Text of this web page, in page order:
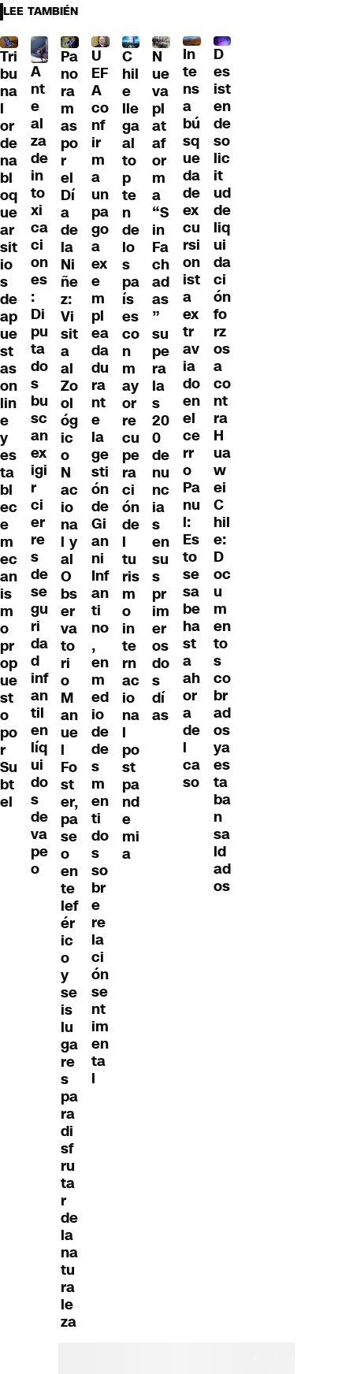
LEE TAMBIÉN
Tri
bu
na
l
or
de
na
bl
oq
ue
ar
sit
io
s
de
ap
ue
st
as
on
lin
e
y
es
ta
bl
ec
e
m
ec
an
is
m
o
pr
op
ue
st
o
po
r
Su
bt
el
A
nt
e
al
za
de
in
to
xi
ca
ci
on
es
:
Di
pu
ta
do
s
bu
sc
an
ex
igi
r
ci
er
re
s
de
se
gu
ri
da
d
inf
an
til
en
líq
ui
do
s
de
va
pe
o
Pa
no
ra
m
as
po
r
el
Dí
a
de
la
Ni
ñe
z:
Vi
sit
a
al
Zo
ol
óg
ic
o
N
ac
io
na
l y
al
O
bs
er
va
to
ri
o
M
an
ue
l
Fo
st
er,
pa
se
o
en
te
lef
ér
ic
o
y
se
is
lu
ga
re
s
pa
ra
di
sf
ru
ta
r
de
la
na
tu
ra
le
za
U
EF
A
co
nf
ir
m
a
un
pa
go
a
ex
e
m
pl
ea
da
du
ra
nt
e
la
ge
sti
ón
de
Gi
an
ni
Inf
an
ti
no
,
en
m
ed
io
de
de
s
m
en
ti
do
s
so
br
e
re
la
ci
ón
se
nt
im
en
ta
l
C
hil
e
lle
ga
al
to
p
te
n
de
lo
s
pa
ís
es
co
n
m
ay
or
re
cu
pe
ra
ci
ón
de
l
tu
ris
m
o
in
te
rn
ac
io
na
l
po
st
pa
nd
e
mi
a
N
ue
va
pl
at
af
or
m
a
“S
in
Fa
ch
ad
as
”
su
pe
ra
la
s
20
0
de
nu
nc
ia
s
en
su
s
pr
im
er
os
do
s
dí
as
In
te
ns
a
bú
sq
ue
da
de
ex
cu
rsi
on
ist
a
ex
tr
av
ia
do
en
el
ce
rr
o
Pa
nu
l:
Es
to
se
sa
be
ha
st
a
ah
or
a
de
l
ca
so
D
es
ist
en
de
so
lic
it
ud
de
liq
ui
da
ci
ón
fo
rz
os
a
co
nt
ra
H
ua
w
ei
C
hil
e:
D
oc
u
m
en
to
s
co
br
ad
os
ya
es
ta
ba
n
sa
ld
ad
os